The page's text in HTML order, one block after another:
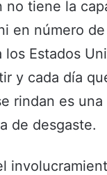
no tiene la
en número
los Estados
y cada día
rindan es
de desgaste.